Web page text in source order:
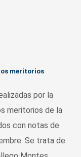
meritorios
por la
meritorios de la
con notas de
Se trata de